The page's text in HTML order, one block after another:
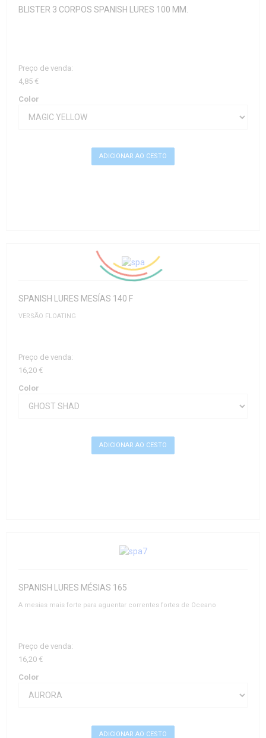
BLISTER 3 CORPOS SPANISH LURES 100 MM.
Preço de venda:
4,85 €
Color
SPANISH LURES MESÍAS 140 F
VERSÃO FLOATING
Preço de venda:
16,20 €
Color
SPANISH LURES MÉSIAS 165
A mesias mais forte para aguentar correntes fortes de Oceano
Preço de venda:
16,20 €
Color